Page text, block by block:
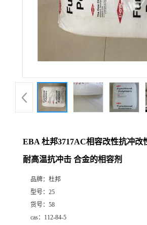
EBA 杜邦3717AC相容改性抗冲改
耐高温抗冲击 合金的相容剂
品牌： 杜邦
型号： 25
货号： 58
cas： 112-84-5